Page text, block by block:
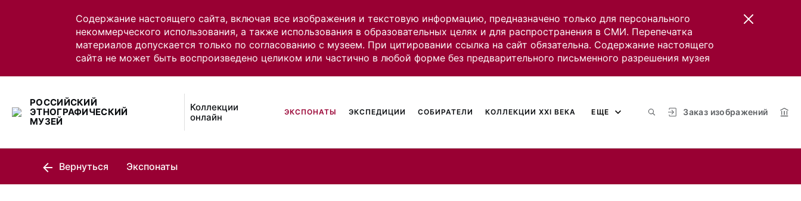
Содержание настоящего сайта, включая все изображения и текстовую информацию, предназначено только для персонального
некоммерческого использования, а также использования в образовательных целях и для распространения в СМИ. Перепечатка
материалов допускается только по согласованию с музеем. При цитировании ссылка на сайт обязательна. Содержание настоящего
сайта не может быть воспроизведено целиком или частично в любой форме без предварительного письменного разрешения музея
РОССИЙСКИЙ
ЭТНОГРАФИЧЕСКИЙ
МУЗЕЙ
Коллекции
онлайн
Заказ изображений
ЭКСПОНАТЫ ЭКСПЕДИЦИИ СОБИРАТЕЛИ КОЛЛЕКЦИИ XXI ВЕКА ЕЩЕ
Вернуться Экспонаты